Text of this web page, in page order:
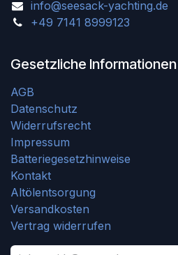
info@seesack-yachting.de
+49 7141 8999123
Gesetzliche Informationen
AGB
Datenschutz
Widerrufsrecht
Impressum
Batteriegesetzhinweise
Kontakt
Altölentsorgung
Versandkosten
Vertrag widerrufen